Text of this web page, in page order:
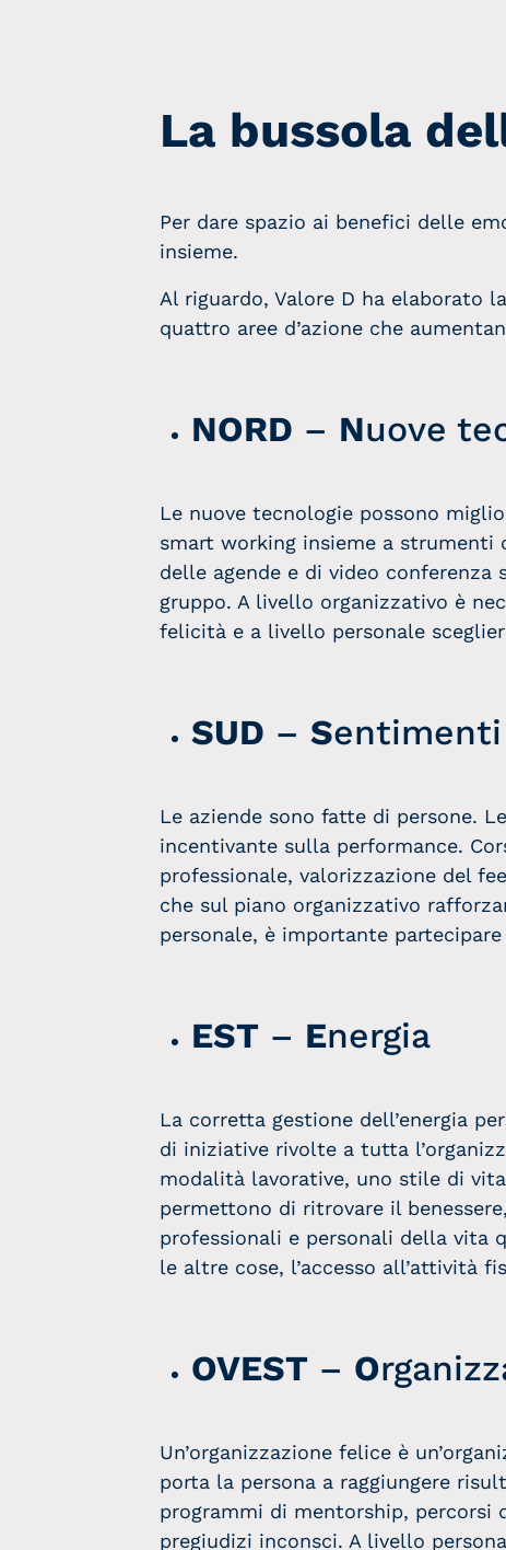
La bussola
Per dare spazio ai benefici delle
insieme.
Al riguardo, Valore D ha elaborato la
quattro aree d’azione che
NORD – Nuove
Le nuove tecnologie possono
smart working insieme a strumenti
delle agende e di video
gruppo. A livello organizzativo è
felicità e a livello personale
SUD –Sentimenti
Le aziende sono fatte di persone.
incentivante sulla performance.
professionale, valorizzazione del
che sul piano organizzativo
personale, è importante
EST – Energia
La corretta gestione dell’energia
di iniziative rivolte a tutta
modalità lavorative, uno stile di
permettono di ritrovare il
professionali e personali della vita
le altre cose, l’accesso all’attività
OVEST – O
Un’organizzazione felice è
porta la persona a raggiungere
programmi di mentorship,
pregiudizi inconsci. A livello